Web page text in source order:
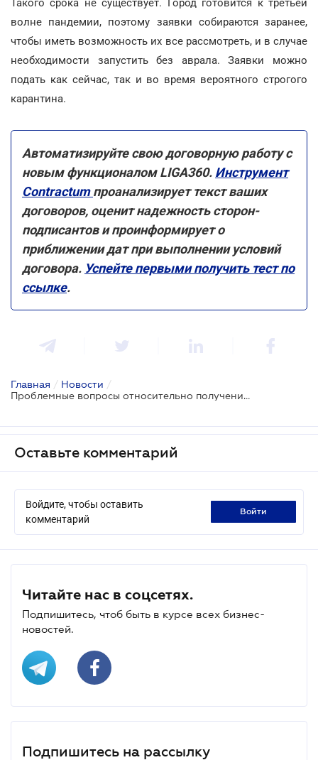
Такого срока не существует. Город готовится к третьей
волне пандемии, поэтому заявки собираются заранее,
чтобы иметь возможность их все рассмотреть, и в случае
необходимости запустить без аврала. Заявки можно
подать как сейчас, так и во время вероятного строгого
карантина.
Автоматизируйте свою договорную работу с
новым функционалом LIGA360. Инструмент
Contractumпроанализирует текст ваших
договоров, оценит надежность сторон-
подписантов и проинформирует о
приближении дат при выполнении условий
договора. Успейте первыми получить тест по
ссылке.
Главная / Новости /
Проблемные вопросы относительно получения спецпропусков в общественный транспорт на случай локдауна
Оставьте комментарий
Войдите, чтобы оставить
комментарий
войти
Читайте нас в соцсетях.
Подпишитесь, чтоб быть в курсе всех бизнес-
новостей.
Подпишитесь на рассылку